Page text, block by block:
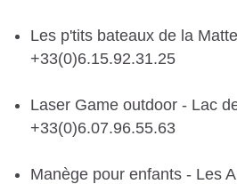
Les p'tits bateaux de la
+33(0)6.15.92.31.25
Laser Game outdoor - Lac
+33(0)6.07.96.55.63
Manège pour enfants - Les